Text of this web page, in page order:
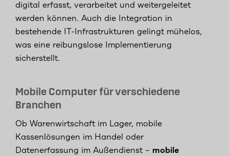
digital erfasst, verarbeitet und weitergeleitet
werden können. Auch die Integration in
bestehende IT-Infrastrukturen gelingt mühelos,
was eine reibungslose Implementierung
sicherstellt.
Mobile Computer für verschiedene
Branchen
Ob Warenwirtschaft im Lager, mobile
Kassenlösungen im Handel oder
Datenerfassung im Außendienst – mobile